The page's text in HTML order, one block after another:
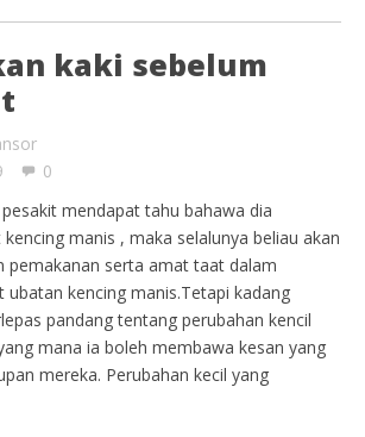
kaki sebelum
0
mendapat tahu bahawa dia
manis , maka selalunya beliau akan
pemakanan serta amat taat dalam
ubatan kencing manis.Tetapi kadang
pandang tentang perubahan kencil
mana ia boleh membawa kesan yang
mereka. Perubahan kecil yang